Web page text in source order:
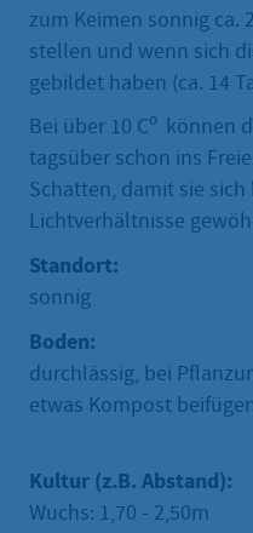
zum Keimen sonnig ca.
stellen und wenn sich
gebildet haben (ca. 14
Bei über 10 Co können
tagsüber schon ins
Schatten, damit sie sich
Lichtverhältnisse
Standort:
sonnig
Boden:
durchlässig, bei
etwas Kompost beifügen
Kultur (z.B. Abstand):
Wuchs: 1,70 - 2,50m